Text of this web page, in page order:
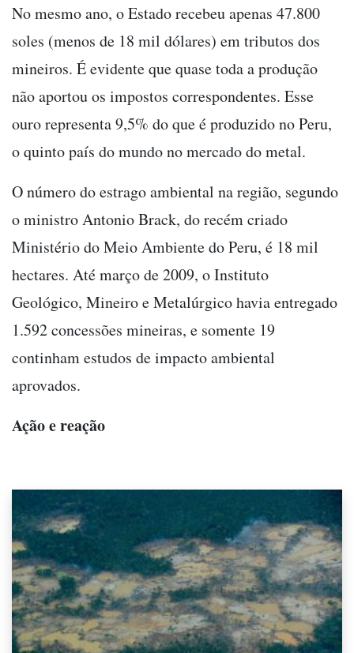
No mesmo ano, o Estado recebeu apenas 47.800
soles (menos de 18 mil dólares) em tributos dos
mineiros. É evidente que quase toda a produção
não aportou os impostos correspondentes. Esse
ouro representa 9,5% do que é produzido no Peru,
o quinto país do mundo no mercado do metal.
O número do estrago ambiental na região, segundo
o ministro Antonio Brack, do recém criado
Ministério do Meio Ambiente do Peru, é 18 mil
hectares. Até março de 2009, o Instituto
Geológico, Mineiro e Metalúrgico havia entregado
1.592 concessões mineiras, e somente 19
continham estudos de impacto ambiental
aprovados.
Ação e reação